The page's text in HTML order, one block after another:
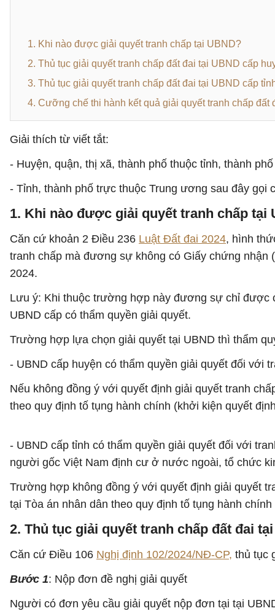
1. Khi nào được giải quyết tranh chấp tại UBND?
2. Thủ tục giải quyết tranh chấp đất đai tại UBND cấp
3. Thủ tục giải quyết tranh chấp đất đai tại UBND cấp
4. Cưỡng chế thi hành kết quả giải quyết tranh chấp đất
Giải thích từ viết tắt:
- Huyện, quận, thị xã, thành phố thuộc tỉnh, thành
- Tỉnh, thành phố trực thuộc Trung ương sau đây gọi
1. Khi nào được giải quyết tranh chấp tại
Căn cứ khoản 2 Điều 236 Luật Đất đai 2024, hình
tranh chấp mà đương sự không có Giấy chứng
2024.
Lưu ý: Khi thuộc trường hợp này đương sự chỉ được
UBND cấp có thẩm quyền giải quyết.
Trường hợp lựa chọn giải quyết tại UBND thì thẩm
- UBND cấp huyện có thẩm quyền giải quyết đối với
Nếu không đồng ý với quyết định giải quyết tranh
theo quy định tố tụng hành chính (khởi kiện quyết
- UBND cấp tỉnh có thẩm quyền giải quyết đối với
người gốc Việt Nam định cư ở nước ngoài, tổ chức
Trường hợp không đồng ý với quyết định giải quyết
tại Tòa án nhân dân theo quy định tố tụng hành
2. Thủ tục giải quyết tranh chấp đất đai
Căn cứ Điều 106 Nghị định 102/2024/NĐ-CP, thủ tục
Bước 1: Nộp đơn đề nghị giải quyết
Người có đơn yêu cầu giải quyết nộp đơn tại tại